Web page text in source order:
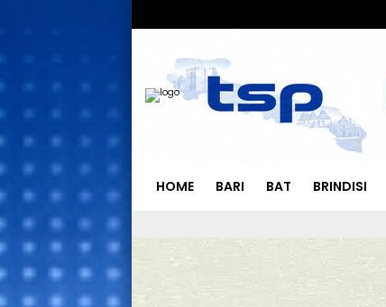
HOME BARI BAT BRINDISI